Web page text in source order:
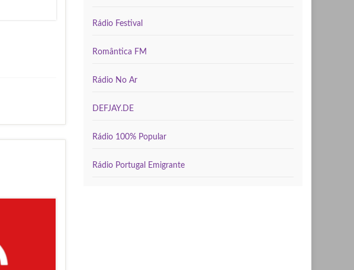
Rádio Festival
Romântica FM
Rádio No Ar
DEFJAY.DE
Rádio 100% Popular
Rádio Portugal Emigrante